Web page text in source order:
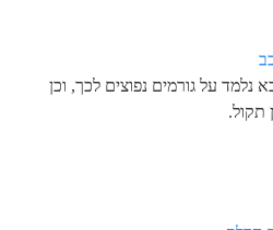
על גורמים נפוצים לכך, וכן